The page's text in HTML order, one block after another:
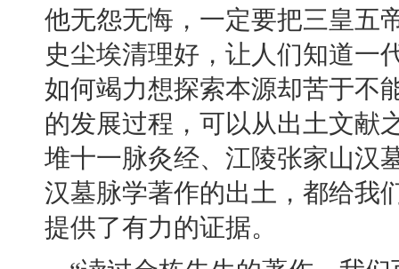
他无怨无悔，一定要把三皇五
史尘埃清理好，让人们知道一
如何竭力想探索本源却苦于
的发展过程，可以从出土文献
堆十一脉灸经、江陵张家山汉
汉墓脉学著作的出土，都给我
提供了有力的证据。